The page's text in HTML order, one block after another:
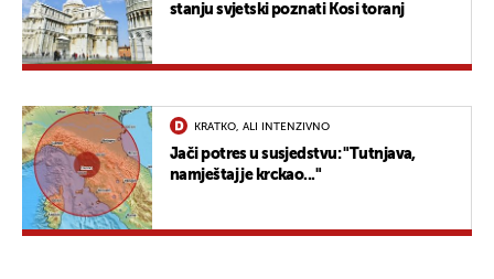
stanju svjetski poznati Kosi toranj
KRATKO, ALI INTENZIVNO
Jači potres u susjedstvu: "Tutnjava,
namještaj je krckao..."